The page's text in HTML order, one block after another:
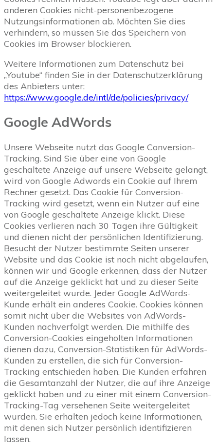
anderen Cookies nicht-personenbezogene
Nutzungsinformationen ab. Möchten Sie dies
verhindern, so müssen Sie das Speichern von
Cookies im Browser blockieren.
Weitere Informationen zum Datenschutz bei
„Youtube“ finden Sie in der Datenschutzerklärung
des Anbieters unter:
https://www.google.de/intl/de/policies/privacy/
Google AdWords
Unsere Webseite nutzt das Google Conversion-
Tracking. Sind Sie über eine von Google
geschaltete Anzeige auf unsere Webseite gelangt,
wird von Google Adwords ein Cookie auf Ihrem
Rechner gesetzt. Das Cookie für Conversion-
Tracking wird gesetzt, wenn ein Nutzer auf eine
von Google geschaltete Anzeige klickt. Diese
Cookies verlieren nach 30 Tagen ihre Gültigkeit
und dienen nicht der persönlichen Identifizierung.
Besucht der Nutzer bestimmte Seiten unserer
Website und das Cookie ist noch nicht abgelaufen,
können wir und Google erkennen, dass der Nutzer
auf die Anzeige geklickt hat und zu dieser Seite
weitergeleitet wurde. Jeder Google AdWords-
Kunde erhält ein anderes Cookie. Cookies können
somit nicht über die Websites von AdWords-
Kunden nachverfolgt werden. Die mithilfe des
Conversion-Cookies eingeholten Informationen
dienen dazu, Conversion-Statistiken für AdWords-
Kunden zu erstellen, die sich für Conversion-
Tracking entschieden haben. Die Kunden erfahren
die Gesamtanzahl der Nutzer, die auf ihre Anzeige
geklickt haben und zu einer mit einem Conversion-
Tracking-Tag versehenen Seite weitergeleitet
wurden. Sie erhalten jedoch keine Informationen,
mit denen sich Nutzer persönlich identifizieren
lassen.